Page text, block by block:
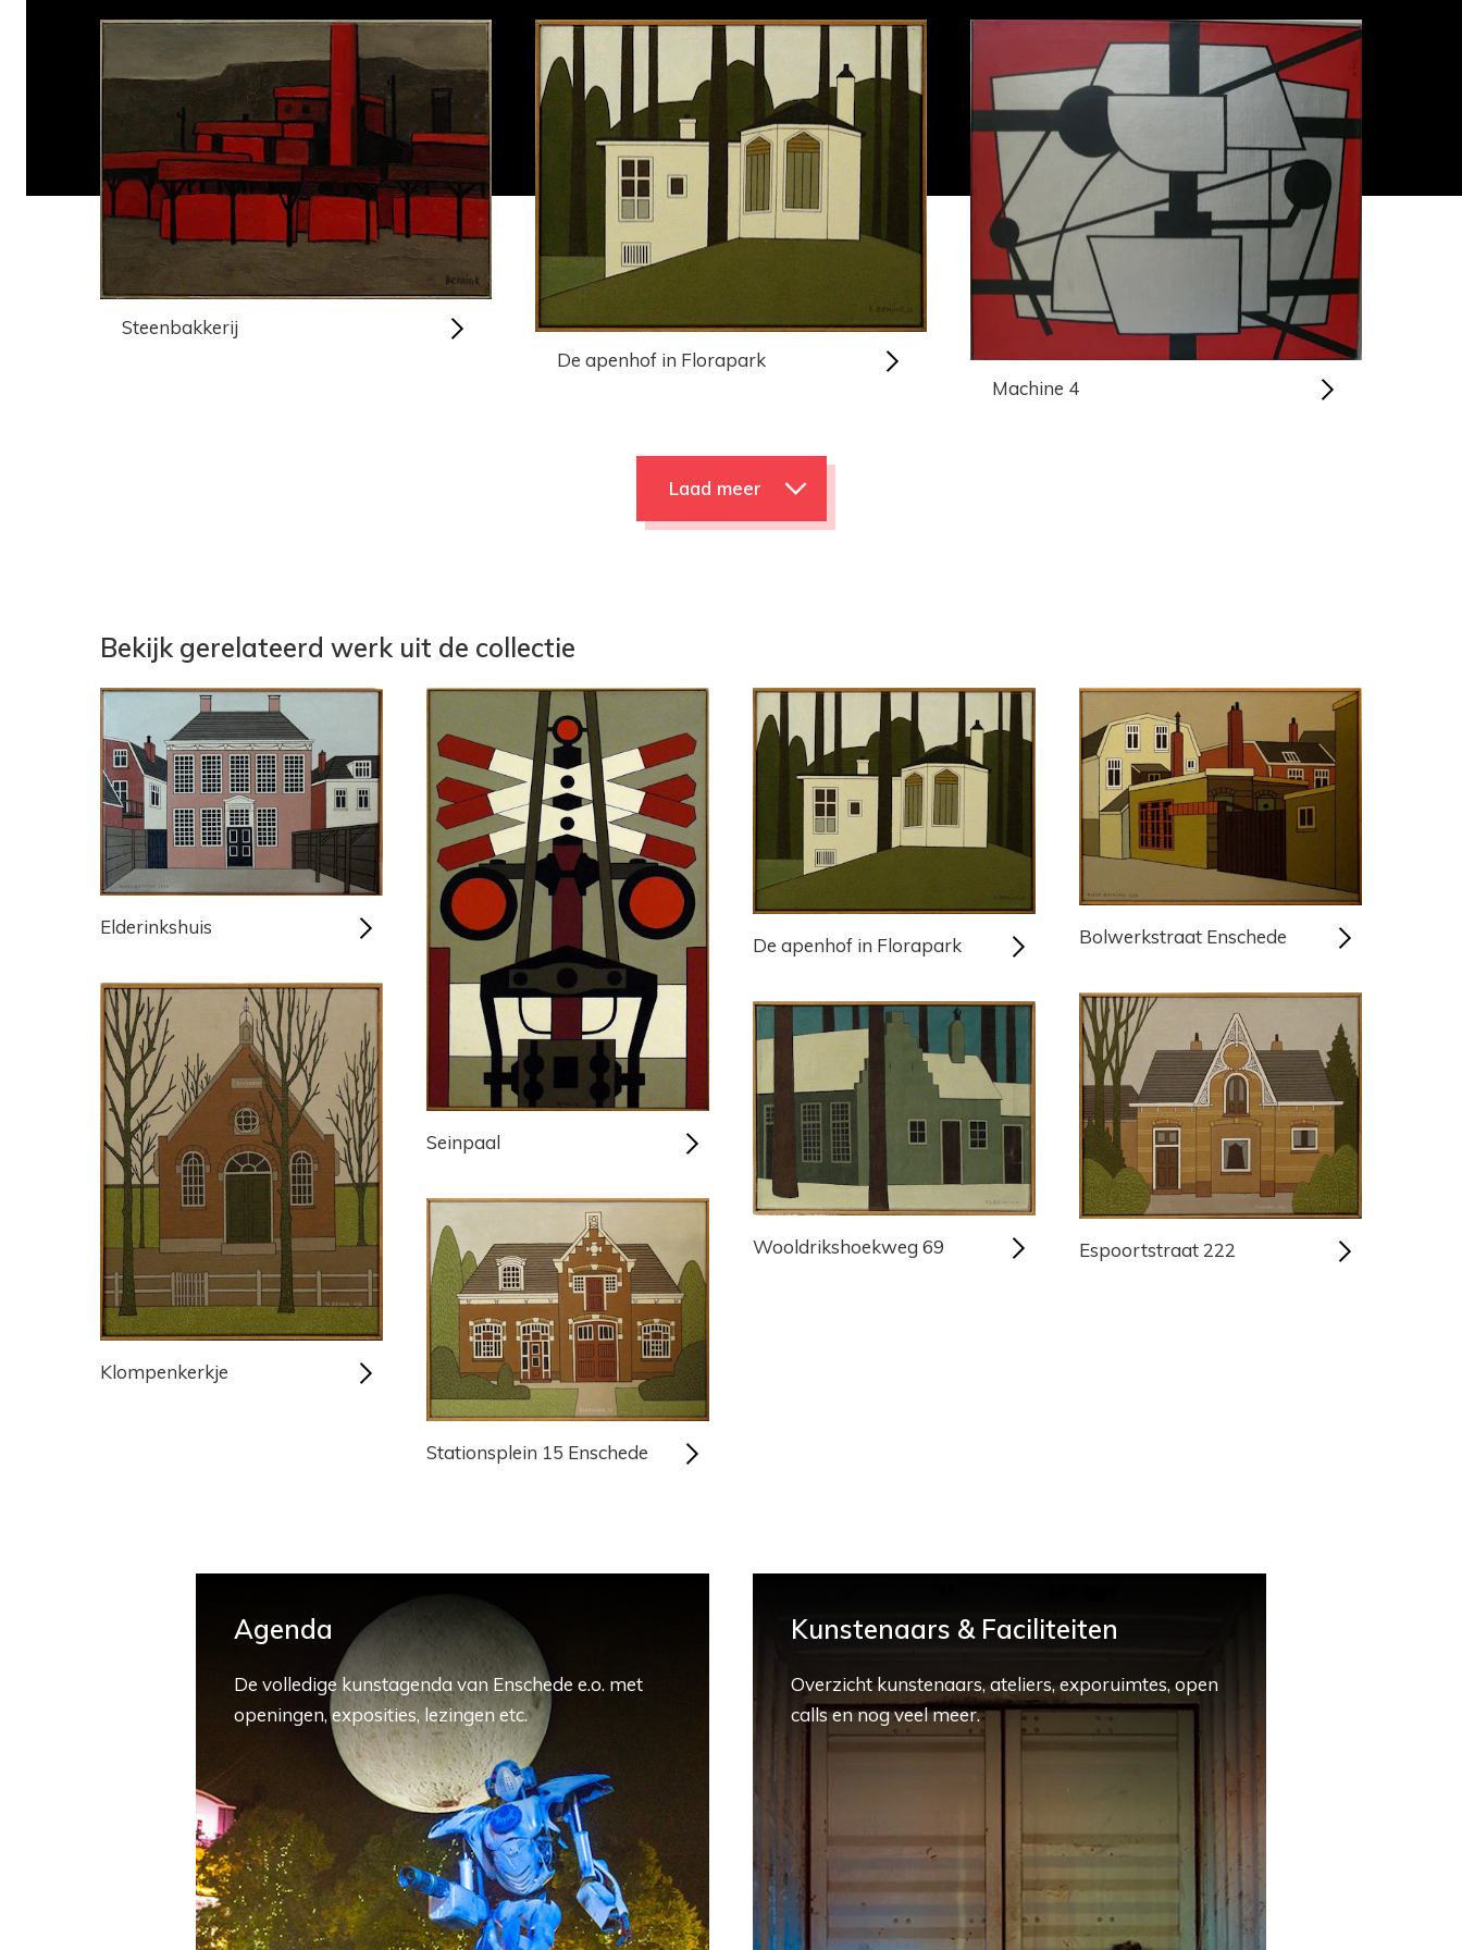
Steenbakkerij
De apenhof in Florapark
Machine 4
Laad meer
Bekijk gerelateerd werk uit de collectie
Elderinkshuis
Seinpaal
De apenhof in Florapark Bolwerkstraat Enschede
Klompenkerkje
Stationsplein 15 Enschede
Wooldrikshoekweg 69 Espoortstraat 222
Agenda
De volledige kunstagenda van Enschede e.o. met
openingen, exposities, lezingen etc.
Kunstenaars & Faciliteiten
Overzicht kunstenaars, ateliers, exporuimtes, open
calls en nog veel meer.